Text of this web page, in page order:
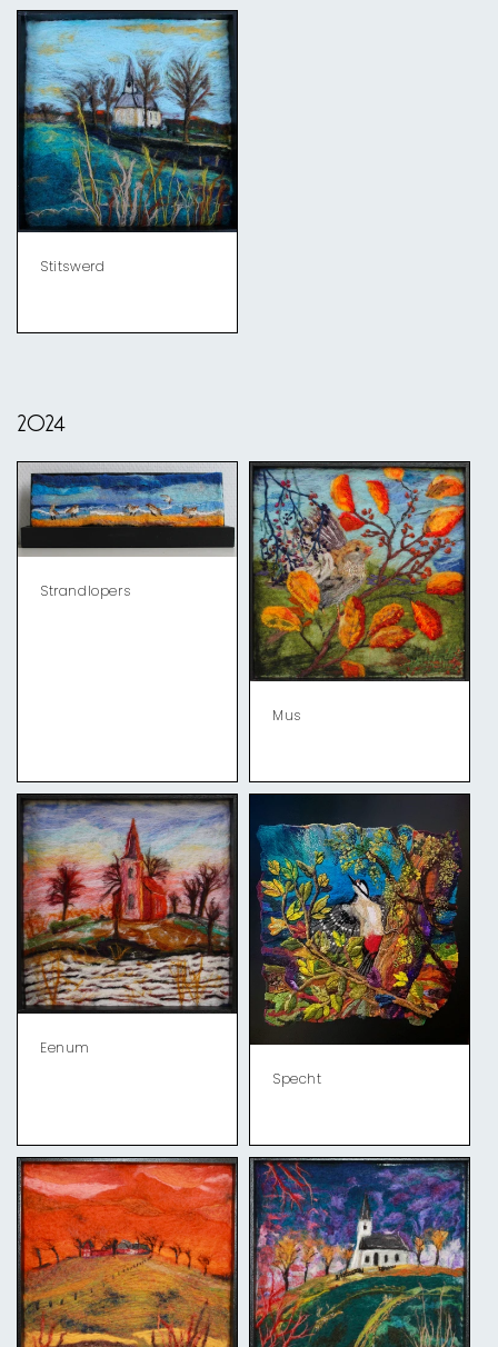
Stitswerd
2024
Strandlopers
Mus
Eenum
Specht